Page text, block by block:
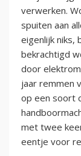
verwerken.
spuiten aan
eigenlijk niks,
bekrachtigd
door
jaar remmen
op een soort
met twee
eentje voor